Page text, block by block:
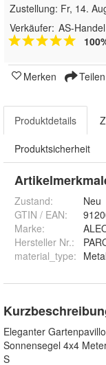
Zustellung: Fr, 14.
Verkäufer: AS-Handel
Merken Teilen
Produktdetails
Produktsicherheit
Zustand:
Neu
GTIN / EAN:
Marke:
Hersteller Nr.:
material_type:
Eleganter
Sonnensegel 4x4
S